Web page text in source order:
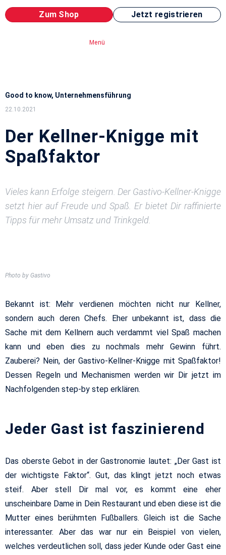
Zum Shop Jetzt registrieren
Menü
Good to know, Unternehmensführung
22.10.2021
Der Kellner-Knigge mit
Spaßfaktor
Vieles kann Erfolge steigern. Der Gastivo-Kellner-Knigge
setzt hier auf Freude und Spaß. Er bietet Dir raffinierte
Tipps für mehr Umsatz und Trinkgeld.
Photo by Gastivo
Bekannt ist: Mehr verdienen möchten nicht nur Kellner,
sondern auch deren Chefs. Eher unbekannt ist, dass die
Sache mit dem Kellnern auch verdammt viel Spaß machen
kann und eben dies zu nochmals mehr Gewinn führt.
Zauberei? Nein, der Gastivo-Kellner-Knigge mit Spaßfaktor!
Dessen Regeln und Mechanismen werden wir Dir jetzt im
Nachfolgenden step-by step erklären.
Jeder Gast ist faszinierend
Das oberste Gebot in der Gastronomie lautet: „Der Gast ist
der wichtigste Faktor“. Gut, das klingt jetzt noch etwas
steif. Aber stell Dir mal vor, es kommt eine eher
unscheinbare Dame in Dein Restaurant und eben diese ist die
Mutter eines berühmten Fußballers. Gleich ist die Sache
interessanter. Aber das war nur ein Beispiel von vielen,
welches verdeutlichen soll, dass jeder Kunde oder Gast eine